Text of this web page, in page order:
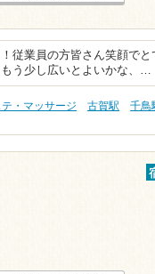
従業員の方皆さん笑顔でと
う少し広いとよいかな、…
・マッサージ 古賀駅
千鳥